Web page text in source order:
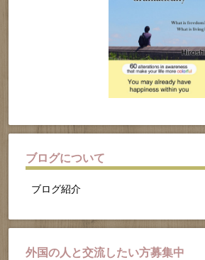
ブログについて
ブログ紹介
外国の人と交流したい方募集中